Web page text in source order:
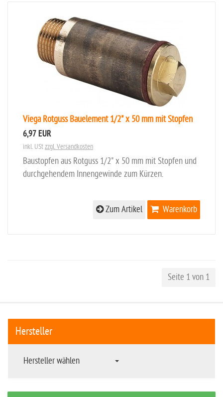
Viega Rotguss Bauelement 1/2" x 50 mm mit Stopfen
6,97 EUR
inkl. UStzzgl. Versandkosten
Baustopfen aus Rotguss 1/2" x 50 mm mit Stopfen und
durchgehendem Innengewinde zum Kürzen.
Warenkorb
Zum Artikel
Seite 1 von 1
Hersteller
Hersteller wählen